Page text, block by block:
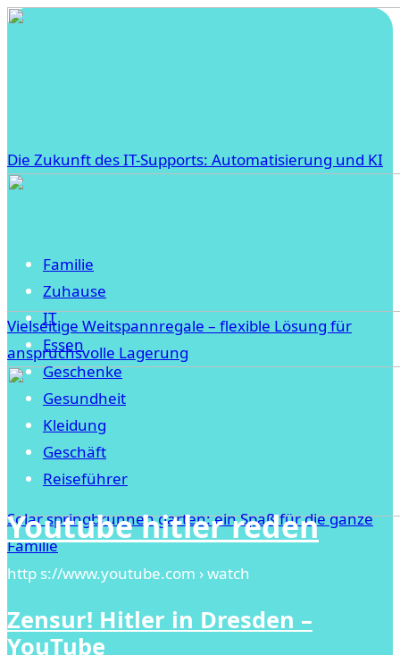
Die Zukunft des IT-Supports: Automatisierung und KI
Vielseitige Weitspannregale – flexible Lösung für
anspruchsvolle Lagerung
Solar springbrunnen garten: ein Spaß für die ganze
Familie
Familie
Zuhause
IT
Essen
Geschenke
Gesundheit
Kleidung
Geschäft
Reiseführer
Youtube hitler reden
http s://www.youtube.com › watch
Zensur! Hitler in Dresden –
YouTube